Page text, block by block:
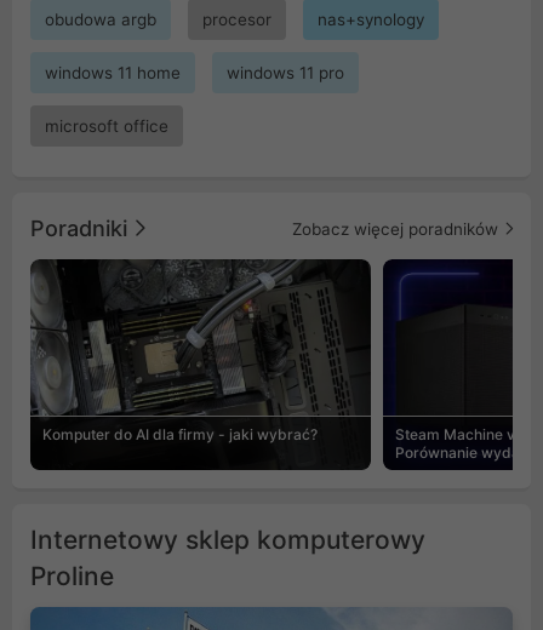
obudowa argb procesor nas+synology
windows 11 home windows 11 pro
microsoft office
Poradniki Zobacz więcej poradników
Komputer do AI dla firmy - jaki wybrać?
Steam Machine vs
Porównanie
Internetowy sklep komputerowy
Proline